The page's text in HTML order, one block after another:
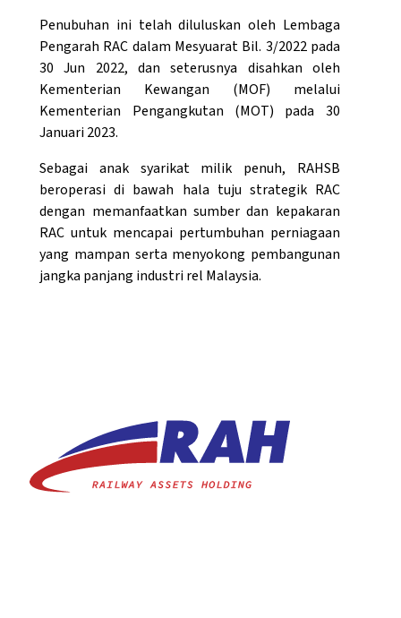
Penubuhan ini telah diluluskan oleh Lembaga
Pengarah RAC dalam Mesyuarat Bil. 3/2022 pada
30 Jun 2022, dan seterusnya disahkan oleh
Kementerian Kewangan (MOF) melalui
Kementerian Pengangkutan (MOT) pada 30
Januari 2023.
Sebagai anak syarikat milik penuh, RAHSB
beroperasi di bawah hala tuju strategik RAC
dengan memanfaatkan sumber dan kepakaran
RAC untuk mencapai pertumbuhan perniagaan
yang mampan serta menyokong pembangunan
jangka panjang industri rel Malaysia.